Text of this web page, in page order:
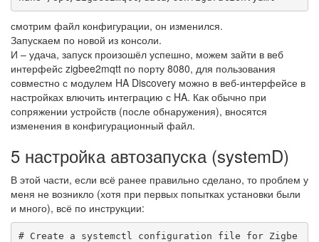
смотрим файл конфигурации, он изменился.
Запускаем по новой из консоли.
И – удача, запуск произошёл успешно, можем зайти в веб
интерфейс zigbee2mqtt по порту 8080, для пользования
совместно с модулем HA Discovery можно в веб-интерфейсе в
настройках влючить интеграцию с HA. Как обычно при
сопряжении устройств (после обнаружения), вносятся
изменения в конфигурационный файл.
5 настройка автозапуска (systemD)
В этой части, если всё ранее правильно сделано, то проблем у
меня не возникло (хотя при первых попытках установки были
и много), всё по инструкции:
# Create a systemctl configuration file for Zigbe